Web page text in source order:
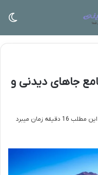
جاهای دیدنی و
دقیقه زمان میبرد